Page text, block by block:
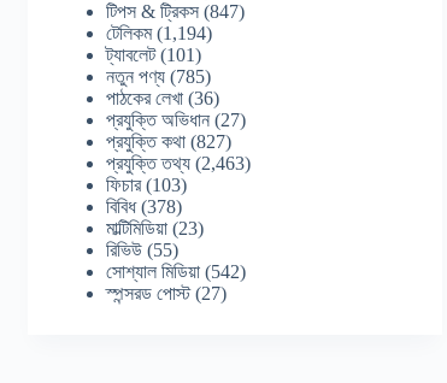
টিপস & ট্রিকস (847)
টেলিকম(1,194)
ট্যাবলেট(101)
নতুন পণ্য (785)
পাঠকের লেখা (36)
প্রযুক্তি অভিধান (27)
প্রযুক্তি কথা (827)
প্রযুক্তি তথ্য (2,463)
ফিচার(103)
বিবিধ(378)
মাল্টিমিডিয়া (23)
রিভিউ (55)
সোশ্যাল মিডিয়া (542)
স্পন্সরড পোস্ট(27)